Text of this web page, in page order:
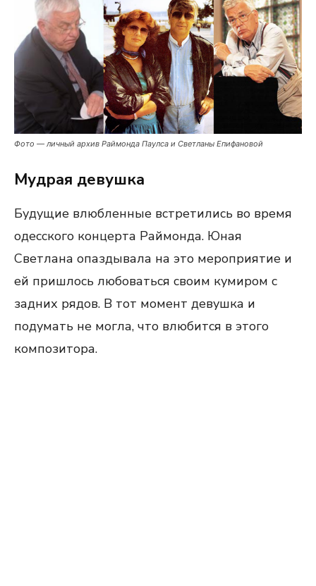
Фото — личный архив Раймонда Паулса и Светланы Епифановой
Мудрая девушка
Будущие влюбленные встретились во время
одесского концерта Раймонда. Юная
Светлана опаздывала на это мероприятие и
ей пришлось любоваться своим кумиром с
задних рядов. В тот момент девушка и
подумать не могла, что влюбится в этого
композитора.